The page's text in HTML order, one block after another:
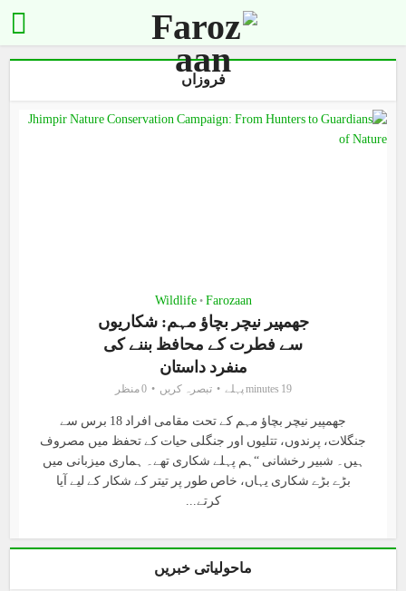
فروزاں
Farozaan
•
Wildlife
جھمپیر نیچر بچاؤ مہم: شکاریوں
سے فطرت کے محافظ بننے کی
منفرد داستان
19 minutes پہلے تبصرہ کریں 0 منظر
جھمپیر نیچر بچاؤ مہم کے تحت مقامی افراد 18 برس سے
جنگلات، پرندوں، تتلیوں اور جنگلی حیات کے تحفظ میں مصروف
ہیں۔ شبیر رخشانی “ہم پہلے شکاری تھے۔ ہماری میزبانی میں
بڑے بڑے شکاری یہاں، خاص طور پر تیتر کے شکار کے لیے آیا
کرتے...
ماحولیاتی خبریں